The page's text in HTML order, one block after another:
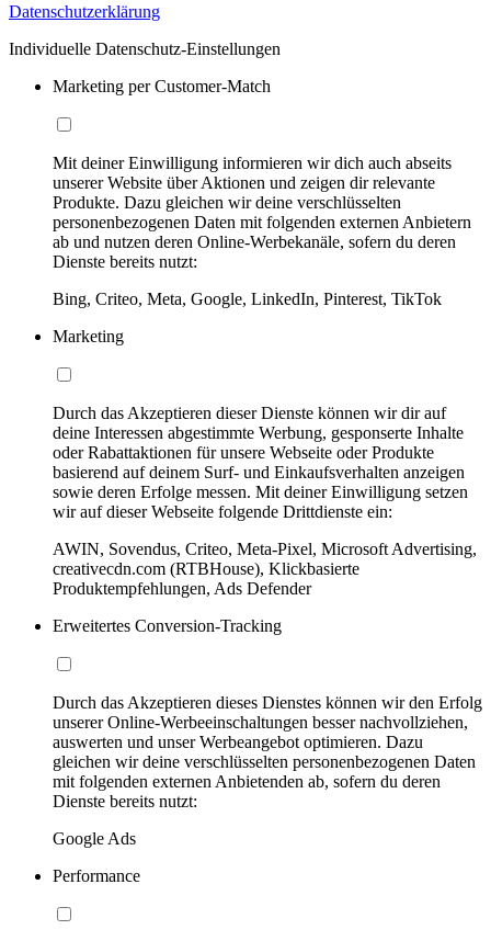
Datenschutzerklärung
Individuelle Datenschutz-Einstellungen
Marketing per Customer-Match
Mit deiner Einwilligung informieren wir dich auch abseits
unserer Website über Aktionen und zeigen dir relevante
Produkte. Dazu gleichen wir deine verschlüsselten
personenbezogenen Daten mit folgenden externen Anbietern
ab und nutzen deren Online-Werbekanäle, sofern du deren
Dienste bereits nutzt:
Bing, Criteo, Meta, Google, LinkedIn, Pinterest, TikTok
Marketing
Durch das Akzeptieren dieser Dienste können wir dir auf
deine Interessen abgestimmte Werbung, gesponserte Inhalte
oder Rabattaktionen für unsere Webseite oder Produkte
basierend auf deinem Surf- und Einkaufsverhalten anzeigen
sowie deren Erfolge messen. Mit deiner Einwilligung setzen
wir auf dieser Webseite folgende Drittdienste ein:
AWIN, Sovendus, Criteo, Meta-Pixel, Microsoft Advertising,
creativecdn.com (RTBHouse), Klickbasierte
Produktempfehlungen, Ads Defender
Erweitertes Conversion-Tracking
Durch das Akzeptieren dieses Dienstes können wir den Erfolg
unserer Online-Werbeeinschaltungen besser nachvollziehen,
auswerten und unser Werbeangebot optimieren. Dazu
gleichen wir deine verschlüsselten personenbezogenen Daten
mit folgenden externen Anbietenden ab, sofern du deren
Dienste bereits nutzt:
Google Ads
Performance